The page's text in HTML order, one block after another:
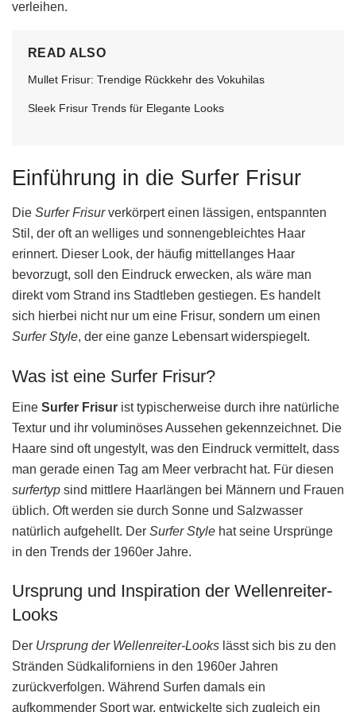
verleihen.
READ ALSO
Mullet Frisur: Trendige Rückkehr des Vokuhilas
Sleek Frisur Trends für Elegante Looks
Einführung in die Surfer Frisur
Die Surfer Frisurverkörpert einen lässigen, entspannten
Stil, der oft an welliges und sonnengebleichtes Haar
erinnert. Dieser Look, der häufig mittellanges Haar
bevorzugt, soll den Eindruck erwecken, als wäre man
direkt vom Strand ins Stadtleben gestiegen. Es handelt
sich hierbei nicht nur um eine Frisur, sondern um einen
Surfer Style, der eine ganze Lebensart widerspiegelt.
Was ist eine Surfer Frisur?
Eine Surfer Frisur ist typischerweise durch ihre natürliche
Textur und ihr voluminöses Aussehen gekennzeichnet. Die
Haare sind oft ungestylt, was den Eindruck vermittelt, dass
man gerade einen Tag am Meer verbracht hat. Für diesen
surfertyp sind mittlere Haarlängen bei Männern und Frauen
üblich. Oft werden sie durch Sonne und Salzwasser
natürlich aufgehellt. Der Surfer Style hat seine Ursprünge
in den Trends der 1960er Jahre.
Ursprung und Inspiration der Wellenreiter-
Looks
Der Ursprung der Wellenreiter-Looks lässt sich bis zu den
Stränden Südkaliforniens in den 1960er Jahren
zurückverfolgen. Während Surfen damals ein
aufkommender Sport war, entwickelte sich zugleich ein